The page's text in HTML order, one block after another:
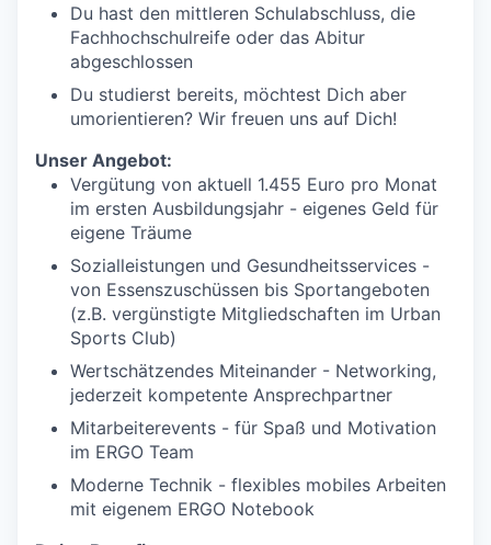
Du hast den mittleren Schulabschluss, die
Fachhochschulreife oder das Abitur
abgeschlossen
Du studierst bereits, möchtest Dich aber
umorientieren? Wir freuen uns auf Dich!
Unser Angebot:
Vergütung von aktuell 1.455 Euro pro Monat
im ersten Ausbildungsjahr - eigenes Geld für
eigene Träume
Sozialleistungen und Gesundheitsservices -
von Essenszuschüssen bis Sportangeboten
(z.B. vergünstigte Mitgliedschaften im Urban
Sports Club)
Wertschätzendes Miteinander - Networking,
jederzeit kompetente Ansprechpartner
Mitarbeiterevents - für Spaß und Motivation
im ERGO Team
Moderne Technik - flexibles mobiles Arbeiten
mit eigenem ERGO Notebook